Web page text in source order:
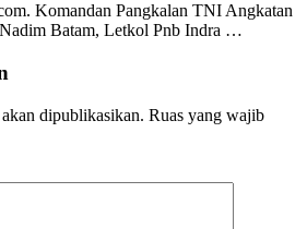
Komandan Pangkalan TNI Angkatan
Batam, Letkol Pnb Indra …
dipublikasikan. Ruas yang wajib